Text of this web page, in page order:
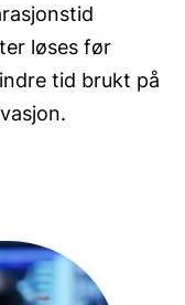
løses før
tid brukt på